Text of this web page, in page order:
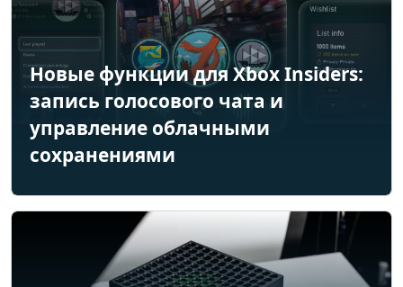
Новые функции для Xbox Insiders:
запись голосового чата и
управление облачными
сохранениями